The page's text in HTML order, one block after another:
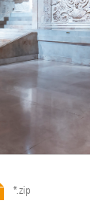
*.zip